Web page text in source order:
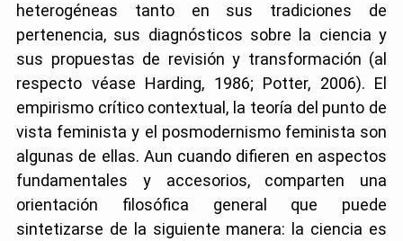
heterogéneas tanto en sus tradiciones de
pertenencia, sus diagnósticos sobre la ciencia y
sus propuestas de revisión y transformación (al
respecto véase Harding, 1986; Potter, 2006). El
empirismo crítico contextual, la teoría del punto de
vista feminista y el posmodernismo feminista son
algunas de ellas. Aun cuando difieren en aspectos
fundamentales y accesorios, comparten una
orientación filosófica general que puede
sintetizarse de la siguiente manera: la ciencia es